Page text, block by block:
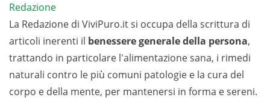
Redazione
La Redazione di ViviPuro.it si occupa della scrittura di
articoli inerenti il benessere generale della persona,
trattando in particolare l'alimentazione sana, i rimedi
naturali contro le più comuni patologie e la cura del
corpo e della mente, per mantenersi in forma e sereni.